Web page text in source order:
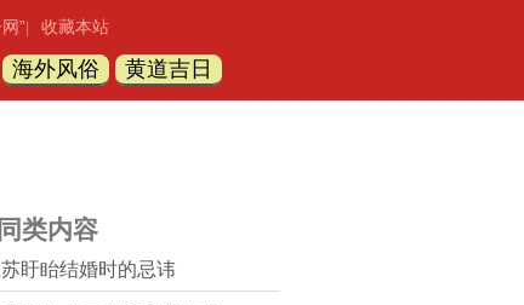
” 收藏本站
海外风俗 黄道吉日
同类内容
盱眙结婚时的忌讳